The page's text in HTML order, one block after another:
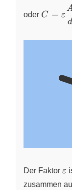
oder C = ε
d
Der Faktor ε
zusammen